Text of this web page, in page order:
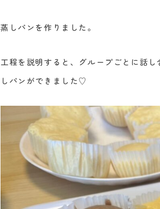
蒸しパンを作りました。
工程を説明すると、グループごとに話
しパンができました♡